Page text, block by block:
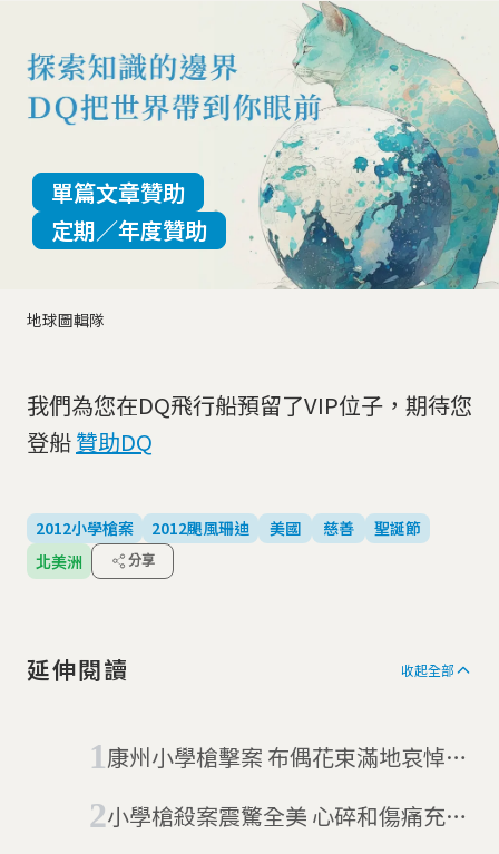
地球圖輯隊
單篇文章贊助
定期／年度贊助
我們為您在DQ飛行船預留了VIP位子，期待您
登船贊助DQ
2012小學槍案 2012颶風珊迪 美國 慈善
聖誕節
北美洲
分享
延伸閱讀 收起全部
康州小學槍擊案 布偶花束滿地哀悼無
小學槍殺案震驚全美 心碎和傷痛充滿